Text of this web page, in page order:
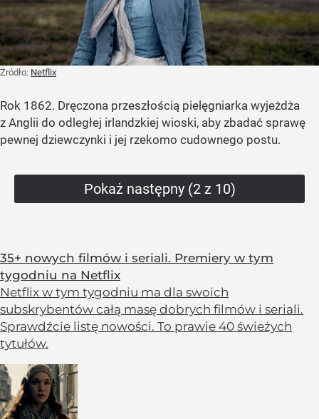
Żródło: Netflix
Rok 1862. Dręczona przeszłością pielęgniarka wyjeżdża
z Anglii do odległej irlandzkiej wioski, aby zbadać sprawę
pewnej dziewczynki i jej rzekomo cudownego postu.
Pokaż następny (2 z 10)
35+ nowych filmów i seriali. Premiery w tym
tygodniu na Netflix
Netflix w tym tygodniu ma dla swoich
subskrybentów całą masę dobrych filmów i seriali.
Sprawdźcie listę nowości. To prawie 40 świeżych
tytułów.